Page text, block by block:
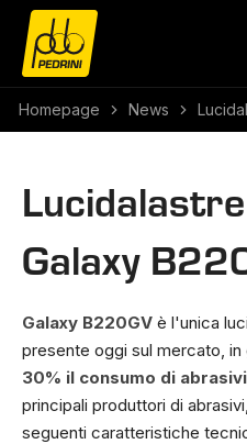
Homepage News
Galaxy
Galaxy B220GV è l'unica
presente oggi sul mercato, in
30% il consumo di abrasivi
principali produttori di
seguenti caratteristiche